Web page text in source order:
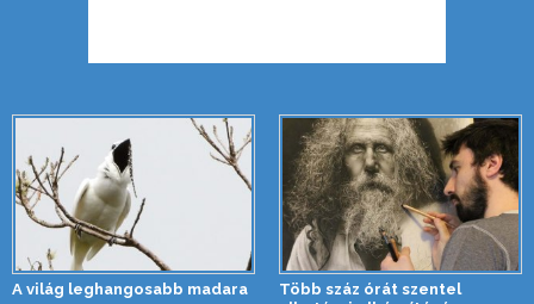
A világ leghangosabb madara
Több száz órát szentel